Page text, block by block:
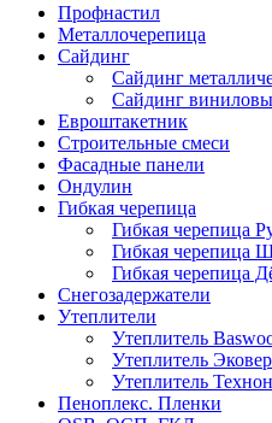
Профнастил
Металлочерепица
Сайдинг
Сайдинг
Сайдинг
Евроштакетник
Строительные смеси
Фасадные панели
Ондулин
Гибкая черепица
Гибкая черепица
Гибкая черепица
Гибкая черепица
Снегозадержатели
Утеплители
Утеплитель
Утеплитель
Утеплитель
Пеноплекс. Пленки